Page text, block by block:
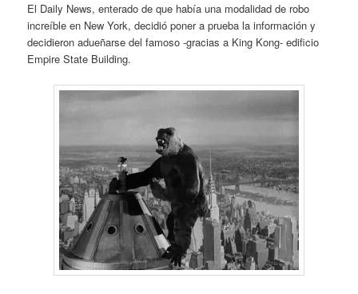
El Daily News, enterado de que había una modalidad de robo
increíble en New York, decidió poner a prueba la información y
decidieron adueñarse del famoso -gracias a King Kong- edificio
Empire State Building.